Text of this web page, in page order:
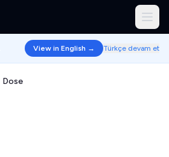
View in English → Türkçe devam et
Dose